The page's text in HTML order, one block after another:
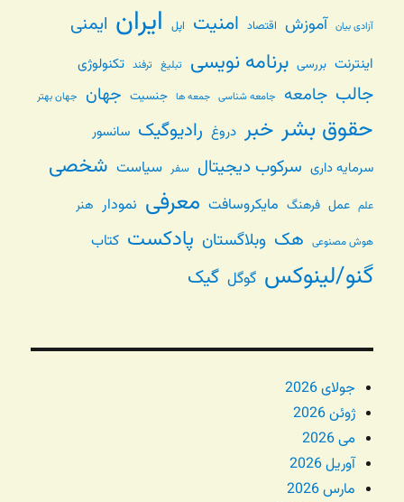
آزادی بیان آموزش اقتصاد امنیت اپل ایران ایمنی
اینترنت بررسی برنامه نویسی تبلیغ ترفند تکنولوژی
جالب جامعه جامعه شناسی جمعه ها جنسیت جهان جهان بهتر
حقوق بشر خبر دروغ رادیوگیک سانسور
سرمایه داری سرکوب دیجیتال سفر سیاست شخصی
علم عمل فرهنگ مایکروسافت معرفی نمودار هنر
هوش مصنوعی هک وبلاگستان پادکست کتاب
گنو/لینوکس گوگل گیک
جولای 2026
ژوئن 2026
می 2026
آوریل 2026
مارس 2026